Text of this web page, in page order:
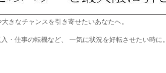
大きなチャンスを引き寄せたいあなたへ。
・仕事の転機など、 一気に状況を好転させたい時に。